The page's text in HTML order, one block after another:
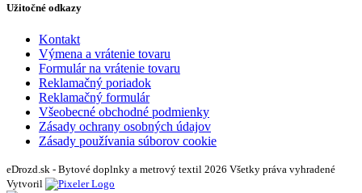
Užitočné odkazy
Kontakt
Výmena a vrátenie tovaru
Formulár na vrátenie tovaru
Reklamačný poriadok
Reklamačný formulár
Všeobecné obchodné podmienky
Zásady ochrany osobných údajov
Zásady používania súborov cookie
eDrozd.sk - Bytové doplnky a metrový textil 2026 Všetky práva vyhradené
Vytvoril